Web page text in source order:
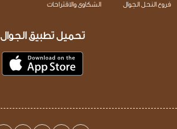
فروع النحل الجوال الشكاوى والاقتراحات
تحميل تطبيق الجوال